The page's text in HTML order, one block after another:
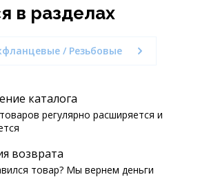
в разделах
/ Резьбовые
каталога
регулярно расширяется и
возврата
товар? Мы вернем деньги